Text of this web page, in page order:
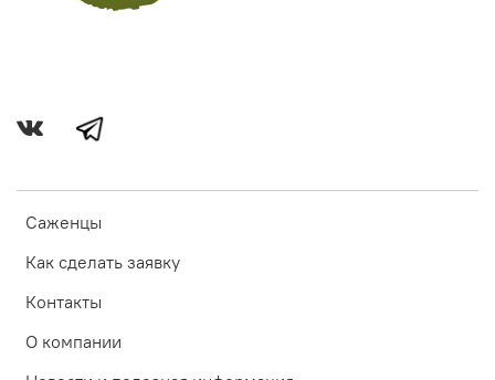
Саженцы
Как сделать заявку
Контакты
О компании